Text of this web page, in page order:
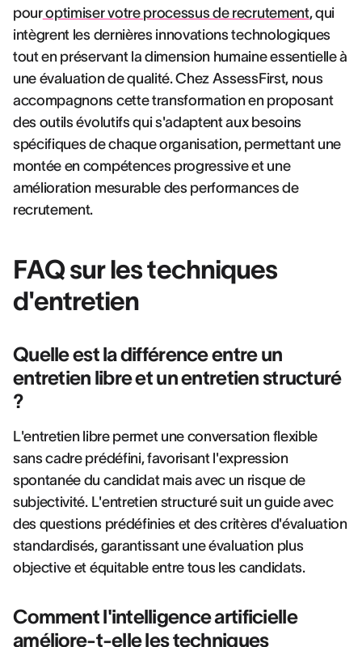
pouroptimiser votre processus de recrutement, qui
intègrent les dernières innovations technologiques
tout en préservant la dimension humaine essentielle à
une évaluation de qualité. Chez AssessFirst, nous
accompagnons cette transformation en proposant
des outils évolutifs qui s'adaptent aux besoins
spécifiques de chaque organisation, permettant une
montée en compétences progressive et une
amélioration mesurable des performances de
recrutement.
FAQ sur les techniques
d'entretien
Quelle est la différence entre un
entretien libre et un entretien structuré
?
L'entretien libre permet une conversation flexible
sans cadre prédéfini, favorisant l'expression
spontanée du candidat mais avec un risque de
subjectivité. L'entretien structuré suit un guide avec
des questions prédéfinies et des critères d'évaluation
standardisés, garantissant une évaluation plus
objective et équitable entre tous les candidats.
Comment l'intelligence artificielle
améliore-t-elle les techniques